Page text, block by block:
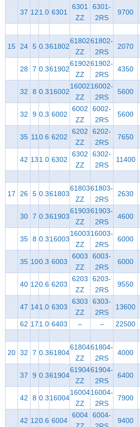
37 121.0 6301
6301
ZZ
6301-
2RS
9700
15 24 5 0.361802
61802
ZZ
61802-
2RS
2070
28 7 0.361902
61902
ZZ
61902-
2RS
4350
32 8 0.316002
16002
ZZ
16002-
2RS
5600
32 9 0.3 6002
6002
ZZ
6002-
2RS
5600
35 110.6 6202
6202
ZZ
6202-
2RS
7650
42 131.0 6302
6302
ZZ
6302-
2RS
11400
17 26 5 0.361803
61803
ZZ
61803-
2RS
2630
30 7 0.361903
61903
ZZ
61903-
2RS
4600
35 8 0.316003
16003
ZZ
16003-
2RS
6000
35 100.3 6003
6003
ZZ
6003-
2RS
6000
40 120.6 6203
6203
ZZ
6203-
2RS
9550
47 141.0 6303
6303
ZZ
6303-
2RS
13600
62 171.0 6403 – – 22500
20 32 7 0.361804
61804
ZZ
61804-
2RS
4000
37 9 0.361904
61904
ZZ
61904-
2RS
6400
42 8 0.316004
16004
ZZ
16004-
2RS
7900
42 120.6 6004
6004 6004-
9400